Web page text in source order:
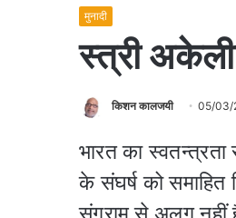
मुनादी
स्त्री
किशन कालजयी 05/03/
भारत का
के संघर्ष को समाहित